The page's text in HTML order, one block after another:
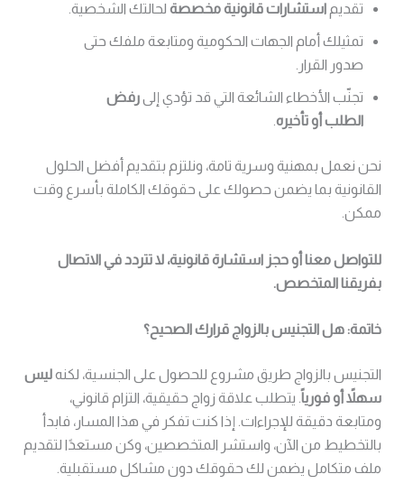
تقديم استشارات قانونية مخصصةلحالتك الشخصية.
تمثيلك أمام الجهات الحكومية ومتابعة ملفك حتى
صدور القرار.
تجنّب الأخطاء الشائعة التي قد تؤدي إلىرفض
الطلب أو تأخيره.
نحن نعمل بمهنية وسرية تامة، ونلتزم بتقديم أفضل الحلول
القانونية بما يضمن حصولك على حقوقك الكاملة بأسرع وقت
ممكن.
للتواصل معنا أو حجز استشارة قانونية، لا تتردد في الاتصال
بفريقنا المتخصص.
خاتمة: هل التجنيس بالزواج قرارك الصحيح؟
التجنيس بالزواج طريق مشروع للحصول على الجنسية، لكنهليس
سهلاً أو فورياً . يتطلب علاقة زواج حقيقية، التزام قانوني،
ومتابعة دقيقة للإجراءات. إذا كنت تفكر في هذا المسار، فابدأ
بالتخطيط من الآن، واستشر المتخصصين، وكن مستعدًا لتقديم
ملف متكامل يضمن لك حقوقك دون مشاكل مستقبلية.